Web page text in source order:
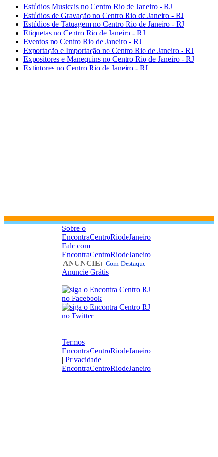
Estúdios Musicais no Centro Rio de Janeiro - RJ
Estúdios de Gravação no Centro Rio de Janeiro - RJ
Estúdios de Tatuagem no Centro Rio de Janeiro - RJ
Etiquetas no Centro Rio de Janeiro - RJ
Eventos no Centro Rio de Janeiro - RJ
Exportação e Importação no Centro Rio de Janeiro - RJ
Expositores e Manequins no Centro Rio de Janeiro - RJ
Extintores no Centro Rio de Janeiro - RJ
Sobre o
EncontraCentroRiodeJaneiro
Fale com
EncontraCentroRiodeJaneiro
ANUNCIE: Com Destaque |
Anuncie Grátis
Termos
EncontraCentroRiodeJaneiro
| Privacidade
EncontraCentroRiodeJaneiro